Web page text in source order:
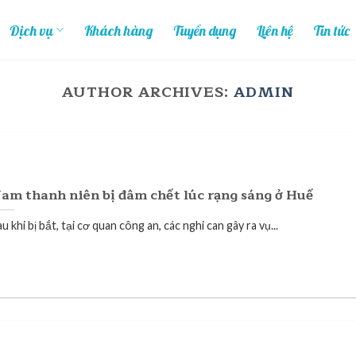
Dịch vụ Khách hàng Tuyển dụng Liên hệ Tin tức
AUTHOR ARCHIVES:ADMIN
thanh niên bị đâm chết lúc rạng sáng ở Huế
khi bị bắt, tại cơ quan công an, các nghi can gây ra vụ...